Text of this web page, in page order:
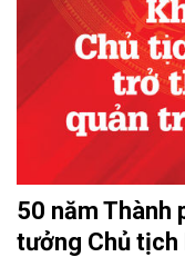
50 năm Thành
tưởng Chủ tịch